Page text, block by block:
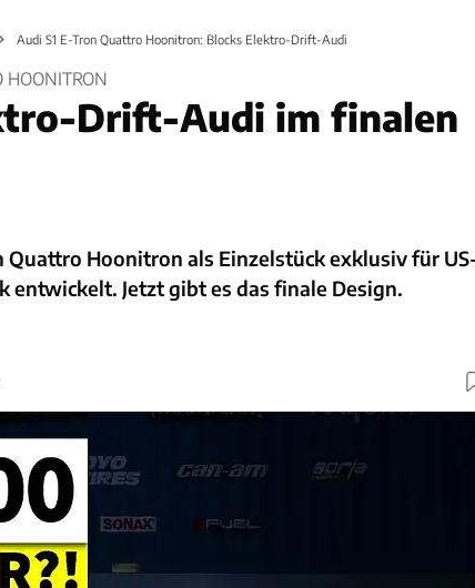
Audi S1 E-Tron Quattro Hoonitron: Blocks Elektro-Drift-Audi
HOONITRON
Drift-Audi im finalen
Quattro Hoonitron als Einzelstück exklusiv für
entwickelt. Jetzt gibt es das finale Design.